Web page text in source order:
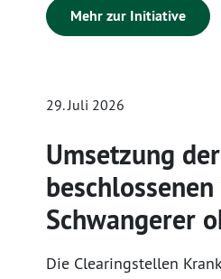
ab dem 1. Juli 2026
Klimaschutz zuständige
Anwendung des CO2-
bei
systematisch zu
Landes im Klimaschutz
Mehr zur Initiative
29. Juli 2026
Umsetzung
Schwangerer
Die Clearingstellen